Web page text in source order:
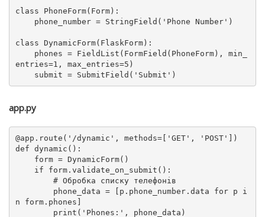
class PhoneForm( Form):
    phone_number = StringField(
'Phone Number' )
class DynamicForm( FlaskForm):
entries=1 , max_entries=5 )
    submit = SubmitField(
'Submit'
app.py
@app.route( '/dynamic' , methods=[ 'GET' , 'POST' ] )
def dynamic ():
if form.validate_on_submit():
# Обробка списку телефонів
        phone_data = [p.phone_number.data
for p i
n form.phones]
print ( 'Phones:' , phone_data)